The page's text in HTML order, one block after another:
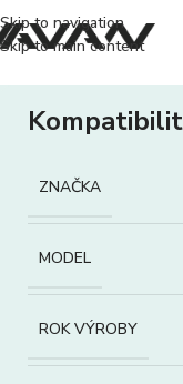
Skip to navigation
Skip to main content
ZNAČKA
MODEL
ROK VÝROBY